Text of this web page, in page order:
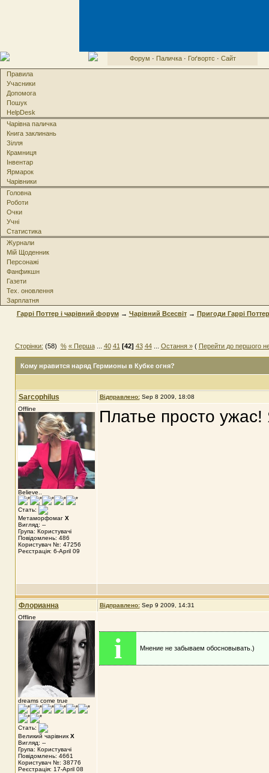
Форум · Паличка· Гоґвортс · Сайт
Правила
Учасники
Допомога
Пошук
HelpDesk
Чарівна паличка
Книга заклинань
Зілля
Крамниця
Інвентар
Ярмарок
Чарівники
Головна
Роботи
Очки
Учні
Статистика
Журнали
Мій Щоденник
Персонажі
Фанфикшн
Газети
Тех. оновлення
Зарплатня
Гаррі Поттер і чарівний форум→ Чарівний Всесвіт→ Пригоди Гаррі
Сторінки: (58) % « Перша... 40 41 [42] 43 44... Остання »( Перейти до першого
Кому нравится наряд Гермионы в Кубке огня?
Sarcophilus Відправлено: Sep 8 2009, 18:08
Offline
Believe..
Стать:
Метаморфомаг X
Вигляд: --
Група: Користувачі
Повідомлень: 486
Користувач №: 47256
Реєстрація: 6-April 09
Платье просто
Флорианна Відправлено: Sep 9 2009, 14:31
Offline
dreams come true
Стать:
Великий чарівник X
Вигляд: --
Група: Користувачі
Повідомлень: 4661
Користувач №: 38776
Реєстрація: 17-April 08
i Мнение не забываем обосновывать.)